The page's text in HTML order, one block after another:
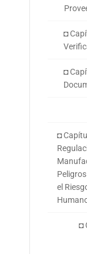
◘
◘
◘
el
◘